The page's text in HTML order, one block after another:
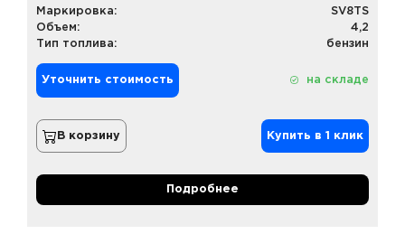
Маркировка:
SV8TS
Объем:
4,2
Тип топлива:
бензин
Уточнить стоимость на складе
В корзину Купить в 1 клик
Подробнее